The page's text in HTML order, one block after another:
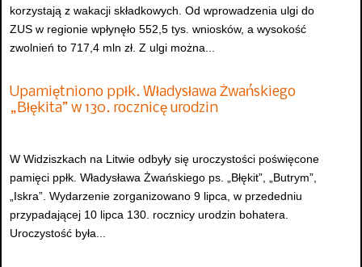
korzystają z wakacji składkowych. Od wprowadzenia ulgi do
ZUS w regionie wpłynęło 552,5 tys. wniosków, a wysokość
zwolnień to 717,4 mln zł. Z ulgi można...
Upamiętniono ppłk. Władysława Żwańskiego
„Błękita” w 130. rocznicę urodzin
W Widziszkach na Litwie odbyły się uroczystości poświęcone
pamięci ppłk. Władysława Żwańskiego ps. „Błękit”, „Butrym”,
„Iskra”. Wydarzenie zorganizowano 9 lipca, w przededniu
przypadającej 10 lipca 130. rocznicy urodzin bohatera.
Uroczystość była...